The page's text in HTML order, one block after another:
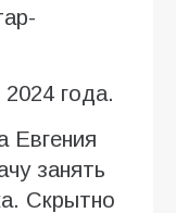
2024 года.
Евгения
занять
Скрытно